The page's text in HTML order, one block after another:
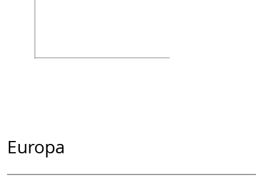
Europa